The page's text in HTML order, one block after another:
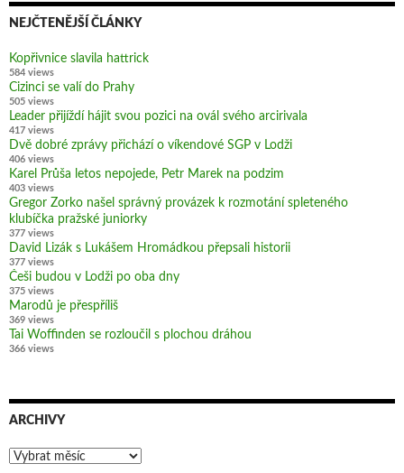
NEJČTENĚJŠÍ ČLÁNKY
Kopřivnice slavila hattrick
584 views
Cizinci se valí do Prahy
505 views
Leader přijíždí hájit svou pozici na ovál svého arcirivala
417 views
Dvě dobré zprávy přichází o víkendové SGP v Lodži
406 views
Karel Průša letos nepojede, Petr Marek na podzim
403 views
Gregor Zorko našel správný provázek k rozmotání spleteného
klubíčka pražské juniorky
377 views
David Lizák s Lukášem Hromádkou přepsali historii
377 views
Češi budou v Lodži po oba dny
375 views
Marodů je přespříliš
369 views
Tai Woffinden se rozloučil s plochou dráhou
366 views
ARCHIVY
Archivy